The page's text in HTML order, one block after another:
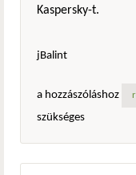
Kaspersky-t.
jBalint
a hozzászóláshoz
szükséges